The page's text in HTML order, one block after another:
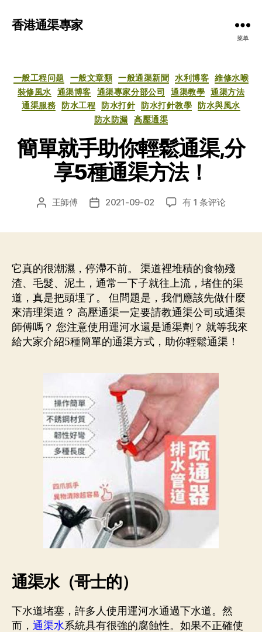
香港通渠專家
菜单
分
类
一般工程问题 一般文章類 一般通渠新聞 水利博客
維修水喉
裝修風水
通渠博客 通渠專家分部公司 通渠教學 通渠方法
通渠服務
防水工程 防水打針 防水打針教學
防水與風水
防水防漏
高壓通渠
簡單就手助你輕鬆通渠,分
享5種通渠方法！
文 王師傅
发 2021-09-02
簡
你
輕
鬆
通
渠,
分
享
法！
有 1 条评论
它真的很潮濕，停滯不前。 渠道裡堆積的食物殘
渣、毛髮、泥土，通常一下子就往上流，堵住的渠
道，真是把頭埋了。 但問題是，我們應該先做什麼
來清理渠道？ 高壓通渠一定要請教通渠公司或通渠
師傅嗎？ 您注意使用運河水還是通渠劑？ 就等我來
給大家介紹5種簡單的通渠方式，助你輕鬆通渠！
通渠水（哥士的）
下水道堵塞，許多人使用運河水通過下水道。然
而， 通渠水系統具有很強的腐蝕性。如果不正確使